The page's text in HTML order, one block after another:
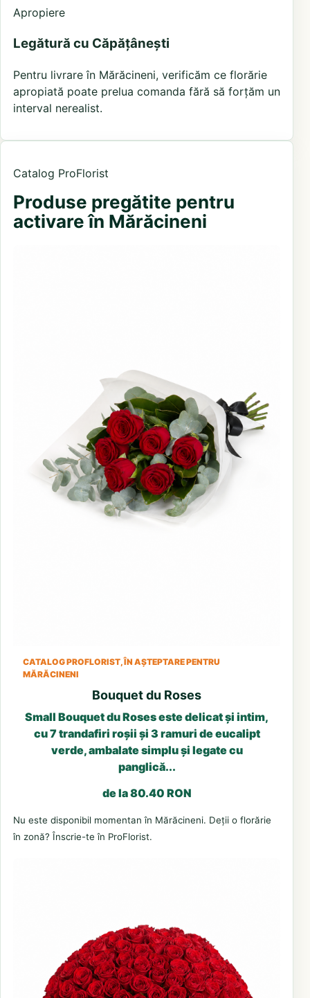
Apropiere
Legătură cu Căpățânești
Pentru livrare în Mărăcineni, verificăm ce florărie
apropiată poate prelua comanda fără să forțăm un
interval nerealist.
Catalog ProFlorist
Produse pregătite pentru
activare în Mărăcineni
CATALOG PROFLORIST, ÎN AȘTEPTARE PENTRU
MĂRĂCINENI
Bouquet du Roses
Small Bouquet du Roses este delicat și intim,
cu 7 trandafiri roșii și 3 ramuri de eucalipt
verde, ambalate simplu și legate cu
panglică...
de la 80.40 RON
Nu este disponibil momentan în Mărăcineni. Deții o florărie
în zonă? Înscrie-te în ProFlorist.